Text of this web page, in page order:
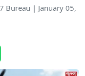
Bureau | January 05,